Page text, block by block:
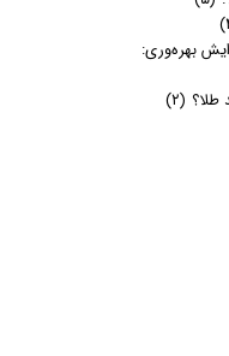
بهره‌وری:
طلا؟ (۲)